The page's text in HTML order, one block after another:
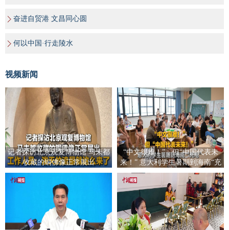
奋进自贸港 文昌同心圆
何以中国·行走陵水
视频新闻
记者探访北京观复博物馆 马未都
收藏的铜佛像正常展出
“中文很难！”，但“中国代表未
来！” 意大利学生暑期到海南“充
电”